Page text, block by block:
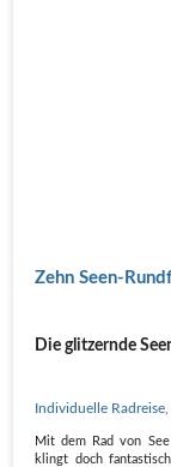
Zehn Seen-
Die glitzernde
Individuelle Radreise
Mit dem Rad von
klingt doch